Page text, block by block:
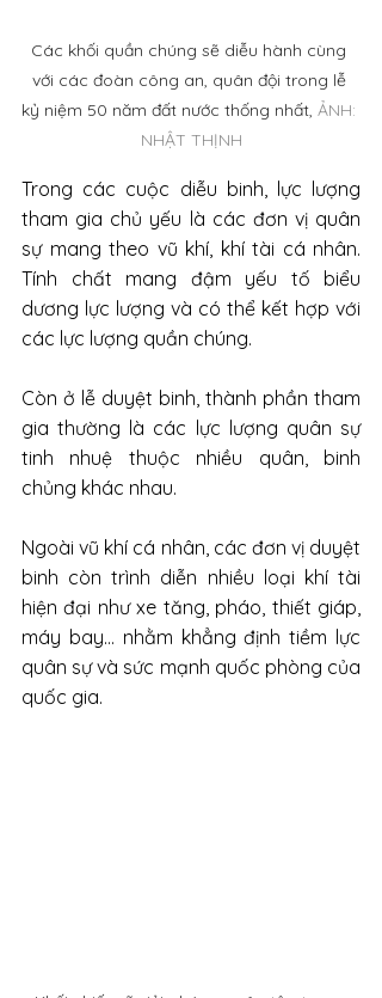
Các khối quần chúng sẽ diễu hành cùng
với các đoàn công an, quân đội trong lễ
kỷ niệm 50 năm đất nước thống nhất, ẢNH:
NHẬT THỊNH
Trong các cuộc diễu binh, lực lượng
tham gia chủ yếu là các đơn vị quân
sự mang theo vũ khí, khí tài cá nhân.
Tính chất mang đậm yếu tố biểu
dương lực lượng và có thể kết hợp với
các lực lượng quần chúng.
Còn ở lễ duyệt binh, thành phần tham
gia thường là các lực lượng quân sự
tinh nhuệ thuộc nhiều quân, binh
chủng khác nhau.
Ngoài vũ khí cá nhân, các đơn vị duyệt
binh còn trình diễn nhiều loại khí tài
hiện đại như xe tăng, pháo, thiết giáp,
máy bay… nhằm khẳng định tiềm lực
quân sự và sức mạnh quốc phòng của
quốc gia.